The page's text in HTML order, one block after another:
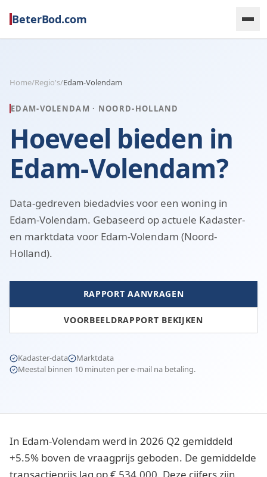
BeterBod.com
Home/Regio's/Edam-Volendam
EDAM-VOLENDAM · NOORD-HOLLAND
Hoeveel bieden in
Edam-Volendam?
Data-gedreven biedadvies voor een woning in
Edam-Volendam. Gebaseerd op actuele Kadaster-
en marktdata voor Edam-Volendam (Noord-
Holland).
RAPPORT AANVRAGEN
VOORBEELDRAPPORT BEKIJKEN
Kadaster-data
Marktdata
Meestal binnen 10 minuten per e-mail na betaling.
In Edam-Volendam werd in 2026 Q2 gemiddeld
+5.5% boven de vraagprijs geboden. De gemiddelde